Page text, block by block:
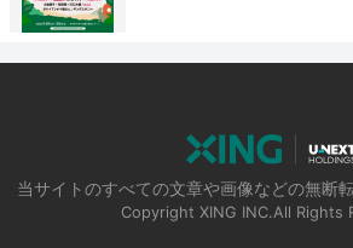
当サイトのすべての文章や画像などの無断
Copyright XING INC.All Rights